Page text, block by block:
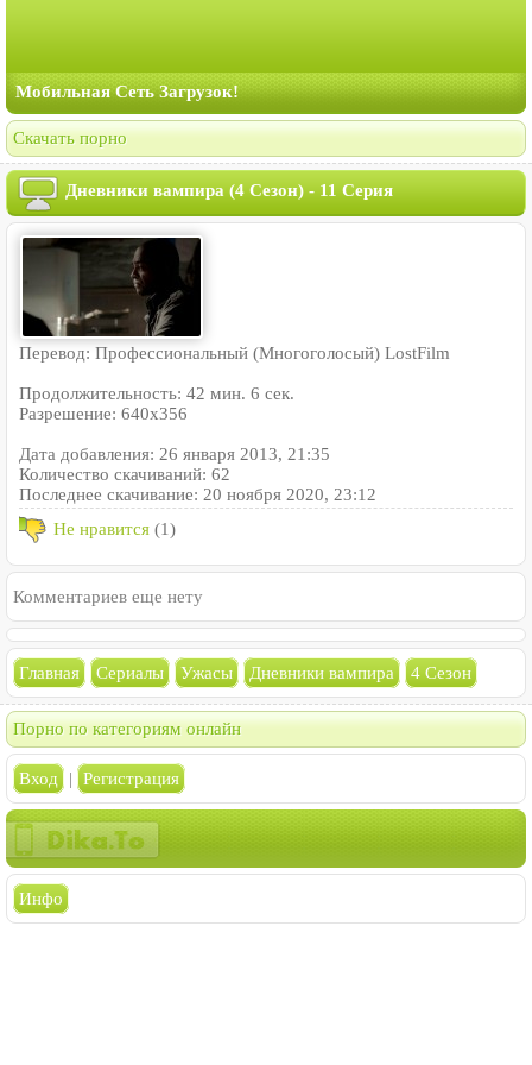
Мобильная Сеть Загрузок!
Скачать порно
Дневники вампира (4 Сезон) - 11 Серия
Перевод: Профессиональный (Многоголосый) LostFilm
Продолжительность: 42 мин. 6 сек.
Разрешение: 640x356
Дата добавления: 26 января 2013, 21:35
Количество скачиваний: 62
Последнее скачивание: 20 ноября 2020, 23:12
Не нравится (1)
Комментариев еще нету
Главная Сериалы Ужасы Дневники вампира 4 Сезон
Порно по категориям онлайн
Вход | Регистрация
Инфо